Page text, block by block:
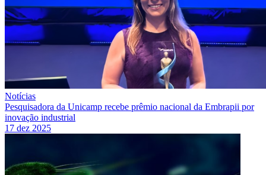
Notícias
Pesquisadora da Unicamp recebe prêmio nacional da Embrapii por
inovação industrial
17 dez 2025